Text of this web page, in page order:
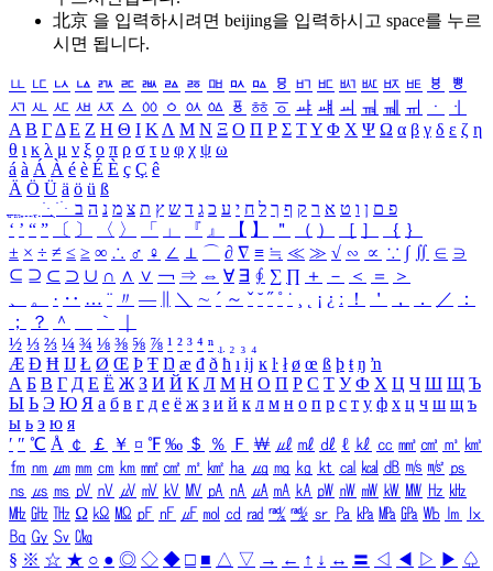
北京 을 입력하시려면 beijing을 입력하시고 space를 누르
시면 됩니다.
ㅥ ㅦ ㅧ ㅨ ㅩ ㅪ ㅫ ㅬ ㅭ ㅮ ㅯ ㅰ ㅱ ㅲ ㅳ ㅴ ㅵ ㅶ ㅷ ㅸ
ㅹ
ㅺ ㅻ ㅼ ㅽ ㅾ ㅿ ㆀ ㆁ ㆂ ㆃ ㆄ ㆅ ㆆ ㆇ ㆈ ㆉ ㆊ ㆋ ㆌ ㆍ
ㆎ
Α Β ΓΔ Ε Ζ Η Θ Ι ΚΛ Μ Ν Ξ Ο Π Ρ Σ ΤΥ Φ Χ Ψ Ω α β γ δ ε ζ η
θ ι κ λ μ ν ξ ο π ρ σ τ υ φ χ ψ ω
á à Á À é è É È ç Ç ê
Ä Ö Ü ä ö ü ß
ִֶֹ ֻּ ׁׂ פ ם ן ו ט א ר ק ף ך ל ח י ע כ ג ד ש ץ ת צ מ נ ה ב
‘ ’ “ ” 〔 〕 〈 〉 「 」 『 』 【 】 ＂ （ ） ［ ］ ｛ ｝
± × ÷ ≠ ≤ ≥ ∞ ∴ ♂ ♀ ∠ ⊥ ⌒ ∂ ∇ ≡ ≒ ≪ ≫ √ ∽ ∝ ∵ ∫ ∬ ∈ ∋
⊆ ⊇ ⊂ ⊃ ∪ ∩ ∧ ∨ ￢ ⇒ ⇔ ∀ ∃ ∮ ∑ ∏ ＋ － ＜ ＝
＞
、
。 · ‥ … ¨ 〃 ― ＼ ∼ ´ ～ ˇ ˘ ˝ ˚ ˙ ¸ ¡ ¿ ː ！ ＇ ， ． ／
：
；
？ ＾ ｀
½ ⅓ ⅔ ¼ ¾ ⅛ ⅜ ⅝ ⅞ ¹ ² ³ ⁴ ⁿ ₁ ₂ ₃ ₄
Æ Ð Ħ Ĳ Ł Ø Œ Þ Ŧ Ŋ æ đ ð ħ ı ĳ ĸ ŀ ł ø œ ß þ ŧ ŋ ŉ
А Б В Г Д Е Ё Ж З И Й К Л М Н О П Р С Т У Ф Х Ц Ч Ш Щ Ъ
Ы Ь Э Ю Я а б в г д е ё ж з и й к л м н о п р с т у ф х ц ч ш щ ъ
ы ь э ю я
′ ″ ℃ Å ￠ ￡ ￥ ¤ ℉ ‰ ＄ ％ Ｆ ￦ ㎕ ㎖ ㎗ ℓ ㎘ ㏄ ㎣ ㎤ ㎥ ㎦
㎙ ㎚ ㎛ ㎜ ㎝ ㎞ ㎟ ㎠ ㎡ ㎢ ㏊ ㎍ ㎎ ㎏ ㏏ ㎈ ㎉ ㏈ ㎧ ㎨ ㎰
㎱ ㎲ ㎳ ㎴ ㎵ ㎶ ㎷ ㎸ ㎹ ㎀ ㎁ ㎂ ㎃ ㎄ ㎺ ㎻ ㎽ ㎾ ㎿ ㎐ ㎑
㎒ ㎓ ㎔ Ω ㏀ ㏁ ㎊ ㎋ ㎌ ㏖ ㏅ ㎭ ㎮ ㎯ ㏛ ㎩ ㎪ ㎫ ㎬ ㏝ ㏐
㏓
㏃ ㏉ ㏜ ㏆
§ ※ ☆ ★ ○ ● ◎ ◇ ◆ □ ■ △ ▽ → ← ↑ ↓ ↔ 〓 ◁ ◀ ▷ ▶ ♤